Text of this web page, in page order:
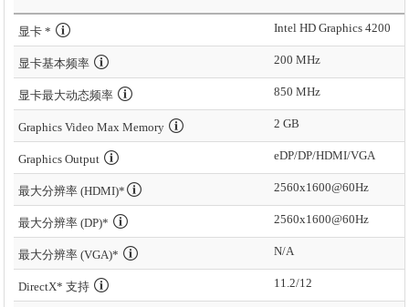
显卡 * Intel HD Graphics 4200
显卡基本频率 200 MHz
显卡最大动态频率 850 MHz
Graphics Video Max Memory 2 GB
Graphics Output eDP/DP/HDMI/VGA
最大分辨率 (HDMI)* 2560x1600@60Hz
最大分辨率 (DP)* 2560x1600@60Hz
最大分辨率 (VGA)* N/A
DirectX* 支持 11.2/12